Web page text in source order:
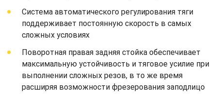
Система автоматического регулирования тяги
поддерживает постоянную скорость в самых
сложных условиях
Поворотная правая задняя стойка обеспечивает
максимальную устойчивость и тяговое усилие при
выполнении сложных резов, в то же время
расширяя возможности фрезерования заподлицо